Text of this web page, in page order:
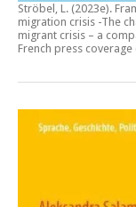
Ströbel, L. (2023e).
migration crisis -The
migrant crisis – a
French press coverage